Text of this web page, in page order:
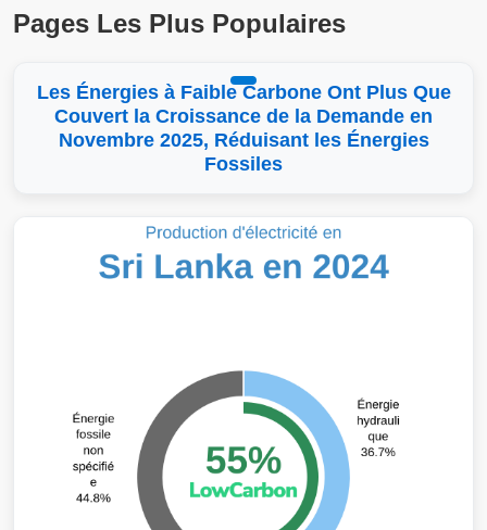
Pages Les Plus Populaires
Les Énergies à Faible Carbone Ont Plus Que
Couvert la Croissance de la Demande en
Novembre 2025, Réduisant les Énergies
Fossiles